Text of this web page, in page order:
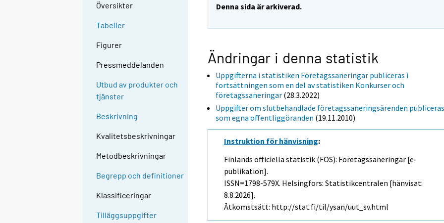
Översikter
Tabeller
Figurer
Pressmeddelanden
Utbud av produkter och
tjänster
Beskrivning
Kvalitetsbeskrivningar
Metodbeskrivningar
Begrepp och definitioner
Klassificeringar
Tilläggsuppgifter
Denna sida är arkiverad.
Ändringar i denna statistik
Uppgifterna i statistiken Företagssaneringar publiceras i
fortsättningen som en del av statistiken Konkurser och
företagssaneringar (28.3.2022)
Uppgifter om slutbehandlade företagssaneringsärenden
som egna offentliggöranden (19.11.2010)
Instruktion för hänvisning:
Finlands officiella statistik (FOS): Företagssaneringar [e-
publikation].
ISSN=1798-579X. Helsingfors: Statistikcentralen [hänvisat:
8.8.2026].
Åtkomstsätt: http://stat.fi/til/ysan/uut_sv.html